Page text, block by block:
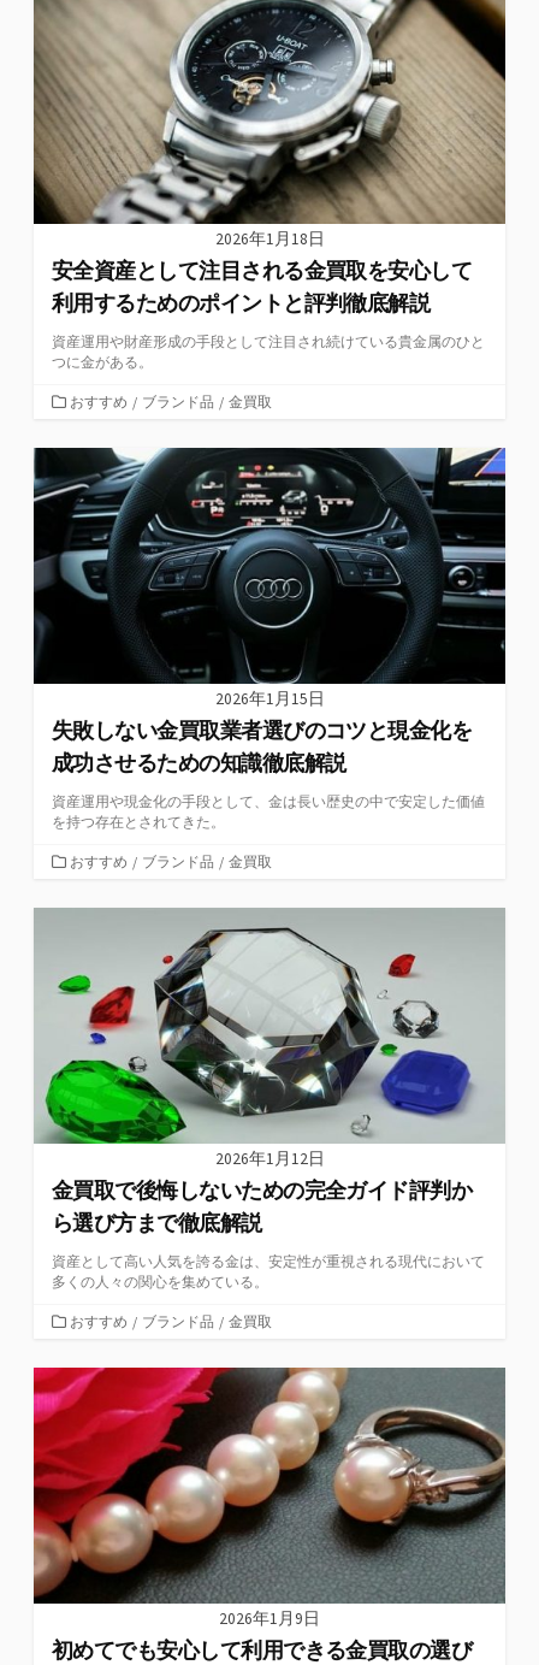
リ
2026年1月18日
安全資産として注目される金買取を安心して
利用するためのポイントと評判徹底解説
資産運用や財産形成の手段として注目され続けている貴金属のひと
つに金がある。
カ
ゴ
ー
おすすめ / ブランド品 / 金買取
2026年1月15日
失敗しない金買取業者選びのコツと現金化を
成功させるための知識徹底解説
資産運用や現金化の手段として、金は長い歴史の中で安定した価値
を持つ存在とされてきた。
カ
ゴ
おすすめ / ブランド品 / 金買取
2026年1月12日
金買取で後悔しないための完全ガイド評判か
ら選び方まで徹底解説
資産として高い人気を誇る金は、安定性が重視される現代において
多くの人々の関心を集めている。
カ
ゴ
リ
ー
おすすめ / ブランド品 / 金買取
2026年1月9日
初めてでも安心して利用できる金買取の選び